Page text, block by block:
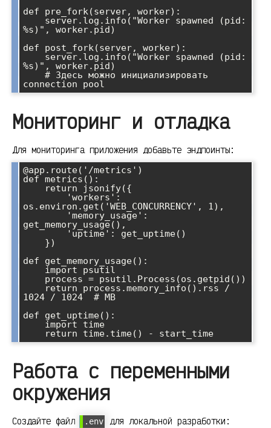
def pre_fork(server, worker):
%s)", worker.pid)
def post_fork(server, worker):
%s)", worker.pid)
Мониторинг и отладка
Для мониторинга приложения добавьте эндпоинты:
@app.route('/metrics')
def metrics():
os.environ.get('WEB_CONCURRENCY', 1),
get_memory_usage(),
        'uptime': get_uptime()
def get_memory_usage():
1024 / 1024  # MB
def get_uptime():
Работа с переменными
окружения
Создайте файл .env для локальной разработки: